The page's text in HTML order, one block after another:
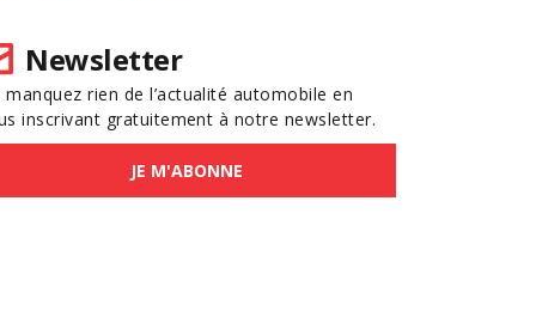
Newsletter
manquez rien de l’actualité automobile en
inscrivant gratuitement à notre newsletter.
JE M'ABONNE